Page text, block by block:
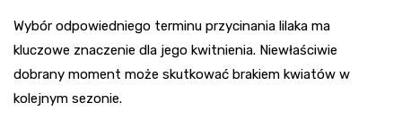
Wybór odpowiedniego terminu przycinania lilaka ma
kluczowe znaczenie dla jego kwitnienia. Niewłaściwie
dobrany moment może skutkować brakiem kwiatów w
kolejnym sezonie.